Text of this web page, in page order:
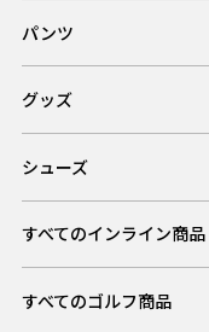
パンツ
グッズ
シューズ
すべてのインライン商品
すべてのゴルフ商品